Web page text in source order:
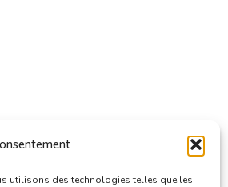
utilisons des technologies telles que les